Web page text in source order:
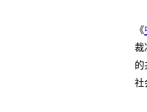
《
裁
的
社